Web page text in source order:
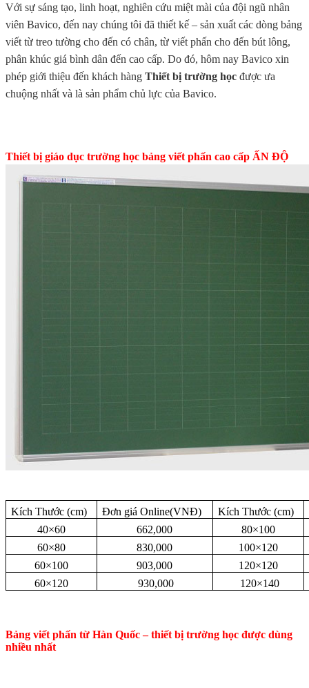
Với sự sáng tạo, linh hoạt, nghiên cứu miệt mài của đội ngũ nhân
viên Bavico, đến nay chúng tôi đã thiết kế – sản xuất các dòng bảng
viết từ treo tường cho đến có chân, từ viết phấn cho đến bút lông,
phân khúc giá bình dân đến cao cấp. Do đó, hôm nay Bavico xin
phép giới thiệu đến khách hàng Thiết bị trường họcđược ưa
chuộng nhất và là sản phẩm chủ lực của Bavico.
Thiết bị giáo dục trường học bảng viết phấn cao cấp ẤN ĐỘ
Kích Thước (cm) Đơn giá Online(VNĐ) Kích Thước (cm)
40×60
662,000
80×100
60×80
830,000
100×120
60×100
903,000
120×120
60×120
930,000 120×140
Bảng viết phấn từ Hàn Quốc – thiết bị trường học được dùng
nhiều nhất